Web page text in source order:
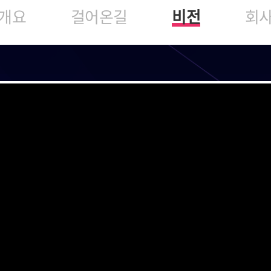
요 걸어온길 비전 회